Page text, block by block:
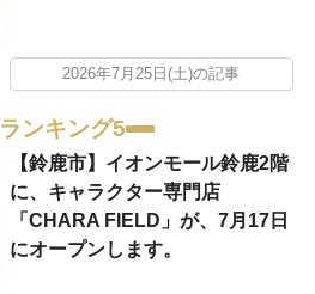
2026年7月25日(土)の記事
ランキング5
【鈴鹿市】イオンモール鈴鹿2階
に、キャラクター専門店
「CHARA FIELD」が、7月17日
にオープンします。